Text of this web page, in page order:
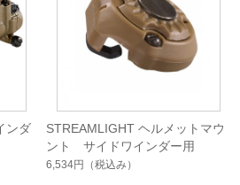
ンダ
STREAMLIGHT ヘルメットマウ
ント サイドワインダー用
6,534円 （税込み）